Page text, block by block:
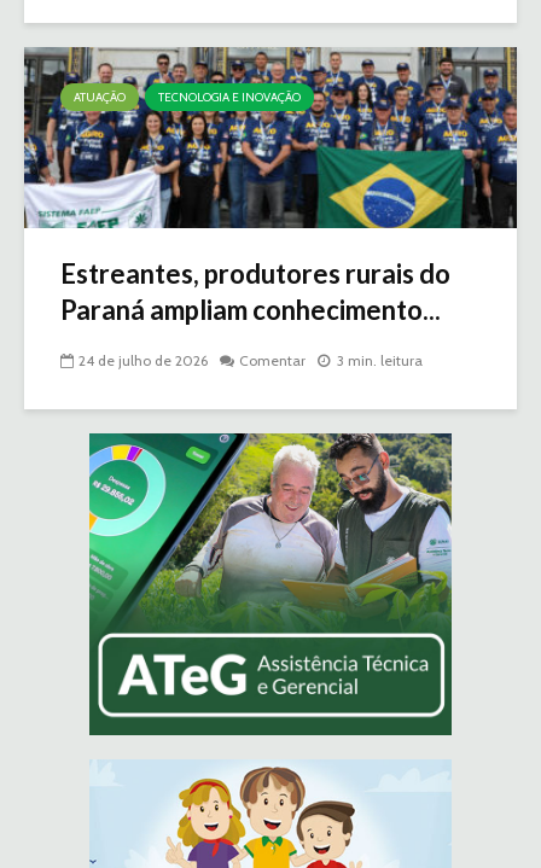
ATUAÇÃO TECNOLOGIA E INOVAÇÃO
Estreantes, produtores rurais do
Paraná ampliam conhecimento...
24 de julho de 2026 Comentar 3 min. leitura